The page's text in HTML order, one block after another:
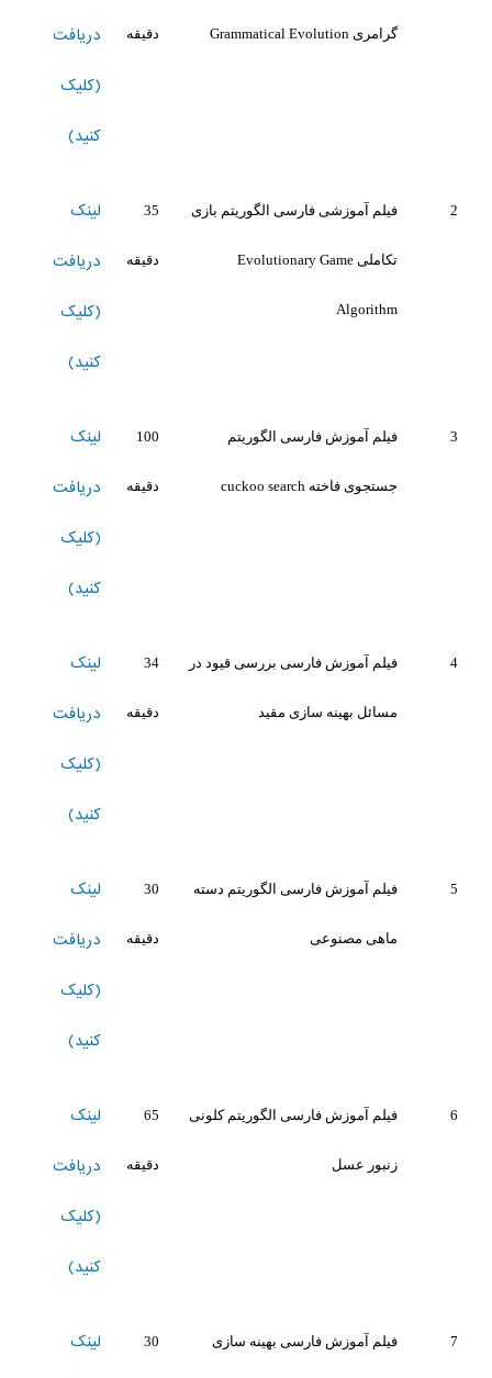
گرامری Grammatical Evolution دقیقه دریافت
(کلیک
کنید)
2 فیلم آموزشی فارسی الگوریتم بازی
تکاملی Evolutionary Game
Algorithm
35
دقیقه
لینک
دریافت
(کلیک
کنید)
3 فیلم آموزش فارسی الگوریتم
جستجوی فاخته cuckoo search
100
دقیقه
لینک
دریافت
(کلیک
کنید)
4 فیلم آموزش فارسی بررسی قیود در
مسائل بهینه سازی مقید
34
دقیقه
لینک
دریافت
(کلیک
کنید)
5 فیلم آموزش فارسی الگوریتم دسته
ماهی مصنوعی
30
دقیقه
لینک
دریافت
(کلیک
کنید)
6 فیلم آموزش فارسی الگوریتم کلونی
زنبور عسل
65
دقیقه
لینک
دریافت
(کلیک
کنید)
7 فیلم آموزش فارسی بهینه سازی 30 لینک